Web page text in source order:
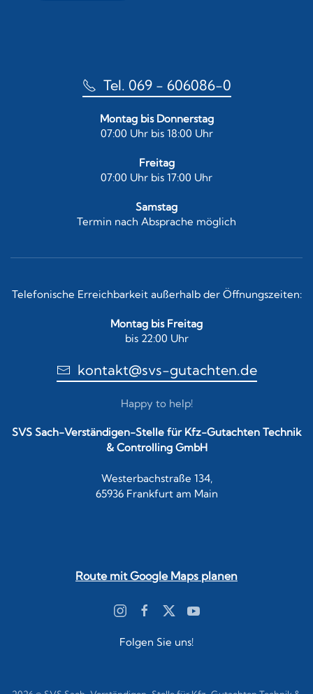
Tel. 069 - 606086-0
Montag bis Donnerstag
07:00 Uhr bis 18:00 Uhr
Freitag
07:00 Uhr bis 17:00 Uhr
Samstag
Termin nach Absprache möglich
Telefonische Erreichbarkeit außerhalb der Öffnungszeiten:
Montag bis Freitag
bis 22:00 Uhr
kontakt@svs-gutachten.de
Happy to help!
SVS Sach-Verständigen-Stelle für Kfz-Gutachten Technik
& Controlling GmbH
Westerbachstraße 134,
65936 Frankfurt am Main
Route mit Google Maps planen
Folgen Sie uns!